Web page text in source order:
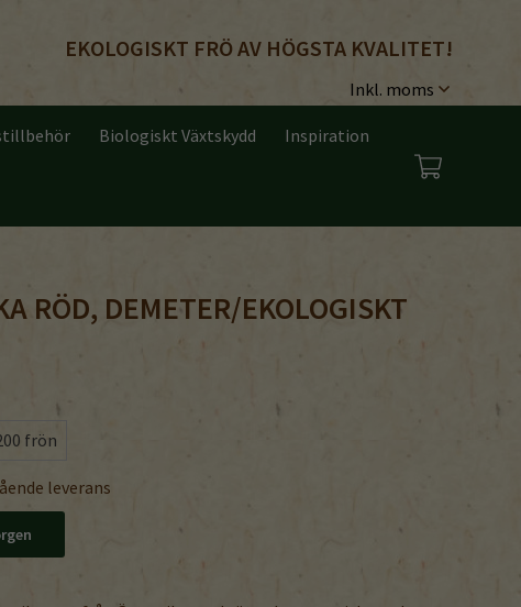
EKOLOGISKT FRÖ AV HÖGSTA KVALITET!
Biologiskt Växtskydd Inspiration
RÖD, DEMETER/EKOLOGISKT
frön
leverans